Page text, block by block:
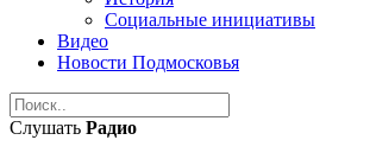
Социальные инициативы
Видео
Новости Подмосковья
Слушать Радио